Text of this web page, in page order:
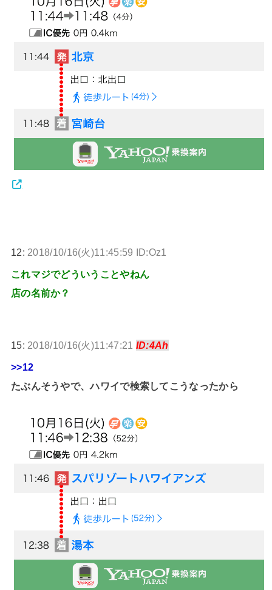
12: 2018/10/16(火)11:45:59 ID:Oz1
これマジでどういうことやねん
店の名前か？
15: 2018/10/16(火)11:47:21 ID:4Ah
>>12
たぶんそうやで、ハワイで検索してこうなったから